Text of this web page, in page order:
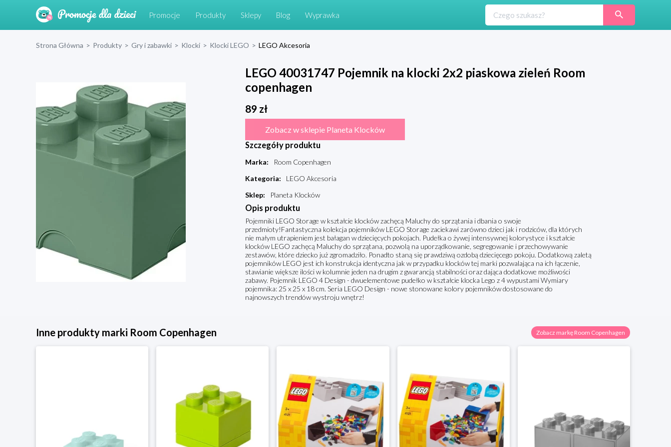
Promocje Produkty Sklepy Blog Wyprawka
Strona Główna > Produkty > Gry i zabawki > Klocki > Klocki LEGO > LEGO Akcesoria
LEGO 40031747 Pojemnik na klocki 2x2 piaskowa zieleń Room
copenhagen
89 zł
Zobacz w sklepie Planeta Klocków
Szczegóły produktu
Marka:
Room Copenhagen
Kategoria:
LEGO Akcesoria
Sklep: Planeta Klocków
Opis produktu
Pojemniki LEGO Storage w kształcie klocków zachęcą Maluchy do sprzątania i dbania o swoje
przedmioty!Fantastyczna kolekcja pojemników LEGO Storage zaciekawi zarówno dzieci jak i rodziców, dla których
nie małym utrapieniem jest bałagan w dziecięcych pokojach. Pudełka o żywej intensywnej kolorystyce i kształcie
klocków LEGO zachęcą Maluchy do sprzątana, pozwolą na uporządkowanie, segregowanie i przechowywanie
zestawów, które dziecko już zgromadziło. Ponadto staną się prawdziwą ozdobą dziecięcego pokoju. Dodatkową zaletą
pojemników LEGO jest ich konstrukcja identyczna jak w przypadku klocków tej marki pozwalająca na ich łączenie,
stawianie większe ilości w kolumnie jeden na drugim z gwarancją stabilności oraz dająca dodatkowe możliwości
zabawy. Pojemnik LEGO 4 Design - dwuelementowe pudełko w kształcie klocka Lego z 4 wypustami Wymiary
pojemnika: 25 x 25 x 18 cm. Seria LEGO Design - nowe stonowane kolory pojemników dostosowane do
najnowszych trendów wystroju wnętrz!
Inne produkty marki Room Copenhagen Zobacz markę Room Copenhagen